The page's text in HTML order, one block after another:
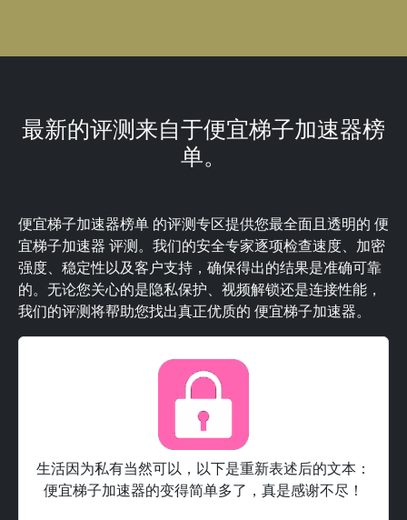
最新的评测来自于便宜梯子加速器榜
单。
便宜梯子加速器榜单 的评测专区提供您最全面且透明的 便
宜梯子加速器 评测。我们的安全专家逐项检查速度、加密
强度、稳定性以及客户支持，确保得出的结果是准确可靠
的。无论您关心的是隐私保护、视频解锁还是连接性能，
我们的评测将帮助您找出真正优质的 便宜梯子加速器。
生活因为私有当然可以，以下是重新表述后的文本：
便宜梯子加速器的变得简单多了，真是感谢不尽！